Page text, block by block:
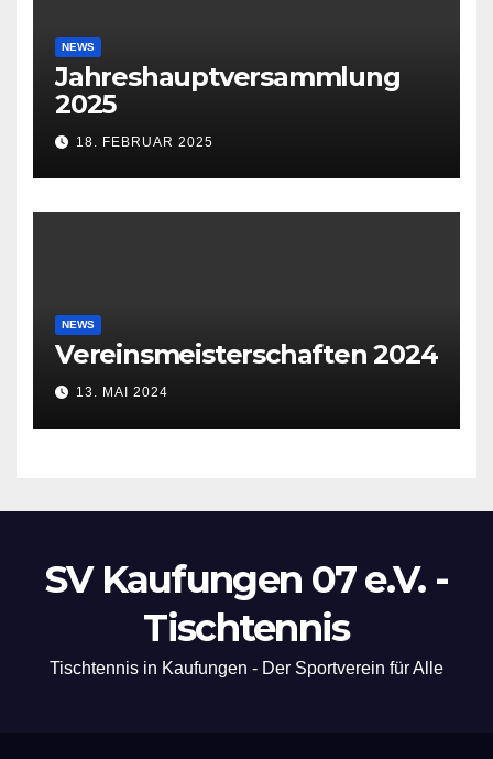
NEWS
Jahreshauptversammlung
2025
18. FEBRUAR 2025
NEWS
Vereinsmeisterschaften 2024
13. MAI 2024
SV Kaufungen 07 e.V. -
Tischtennis
Tischtennis in Kaufungen - Der Sportverein für Alle